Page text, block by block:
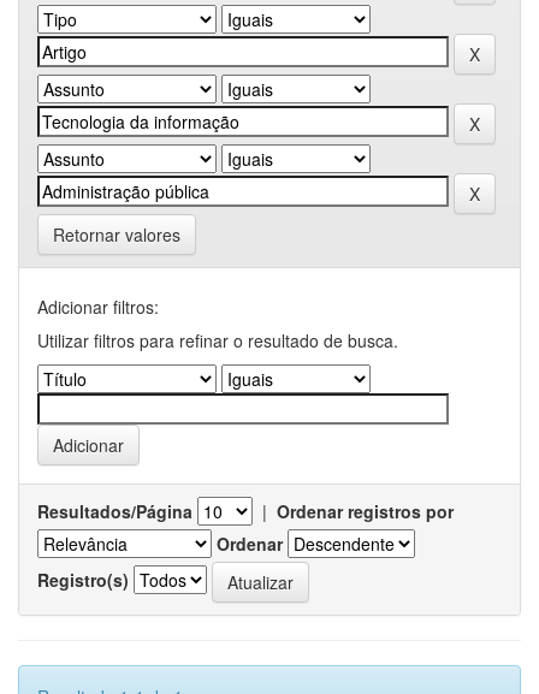
Retornar valores
Adicionar filtros:
Utilizar filtros para refinar o resultado de busca.
Resultados/Página | Ordenar registros por
Ordenar
Registro(s)